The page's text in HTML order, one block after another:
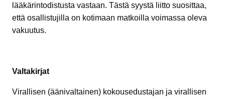
lääkärintodistusta vastaan. Tästä syystä liitto suosittaa,
että osallistujilla on kotimaan matkoilla voimassa oleva
vakuutus.
Valtakirjat
Virallisen (äänivaltainen) kokousedustajan ja virallisen